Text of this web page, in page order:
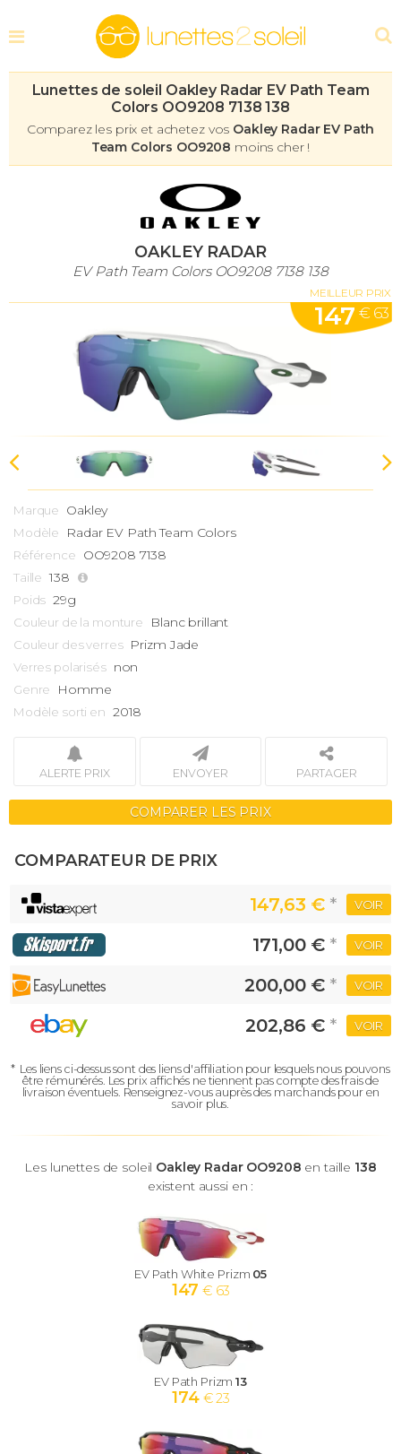
Lunettes de soleil Oakley Radar EV Path Team
Colors OO9208 7138 138
Comparez les prix et achetez vos Oakley Radar EV Path
Team Colors OO9208 moins cher !
OAKLEY RADAR
EV Path Team Colors OO9208 7138 138
MEILLEUR PRIX
147 € 63
Marque Oakley
Modèle RadarEV Path Team Colors
Référence OO9208 7138
Taille 138
Poids 29g
Couleur de la monture Blanc brillant
Couleur des verres Prizm Jade
Verres polarisés non
Genre Homme
Modèle sorti en 2018
ALERTE PRIX ENVOYER PARTAGER
COMPARER LES PRIX
COMPARATEUR DE PRIX
147,63 € * VOIR
171,00 € * VOIR
200,00 € * VOIR
202,86 € * VOIR
* Les liens ci-dessus sont des liens d'affiliation pour lesquels nous pouvons
être rémunérés. Les prix affichés ne tiennent pas compte des frais de
livraison éventuels. Renseignez-vous auprès des marchands pour en
savoir plus.
Les lunettes de soleil Oakley Radar OO9208 en taille 138
existent aussi en :
EV Path White Prizm 05
147 € 63
EV Path Prizm13
174 € 23